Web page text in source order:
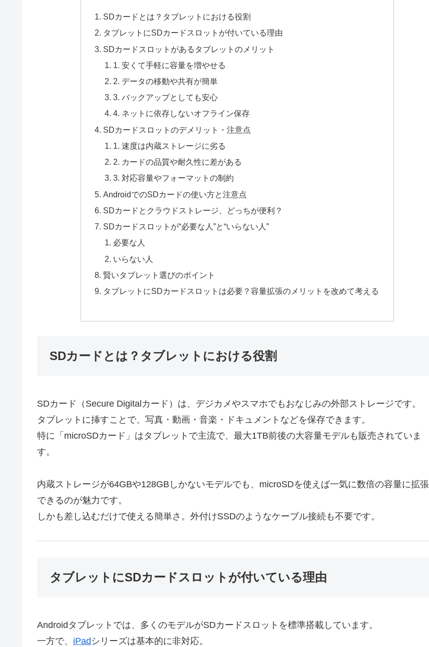
SDカードとは？タブレットにおける役割
タブレットにSDカードスロットが付いている理由
SDカードスロットがあるタブレットのメリット
1. 安くて手軽に容量を増やせる
2. データの移動や共有が簡単
3. バックアップとしても安心
4. ネットに依存しないオフライン保存
SDカードスロットのデメリット・注意点
1. 速度は内蔵ストレージに劣る
2. カードの品質や耐久性に差がある
3. 対応容量やフォーマットの制約
AndroidでのSDカードの使い方と注意点
SDカードとクラウドストレージ、どっちが便利？
SDカードスロットが“必要な人”と“いらない人”
必要な人
いらない人
賢いタブレット選びのポイント
タブレットにSDカードスロットは必要？容量拡張のメリットを改めて考える
SDカードとは？タブレットにおける役割
SDカード（Secure Digitalカード）は、デジカメやスマホでもおなじみの外部ストレージです。
タブレットに挿すことで、写真・動画・音楽・ドキュメントなどを保存できます。
特に「microSDカード」はタブレットで主流で、最大1TB前後の大容量モデルも販売されていま
す。
内蔵ストレージが64GBや128GBしかないモデルでも、microSDを使えば一気に数倍の容量に拡張
できるのが魅力です。
しかも差し込むだけで使える簡単さ。外付けSSDのようなケーブル接続も不要です。
タブレットにSDカードスロットが付いている理由
Androidタブレットでは、多くのモデルがSDカードスロットを標準搭載しています。
一方で、 iPad シリーズは基本的に非対応。